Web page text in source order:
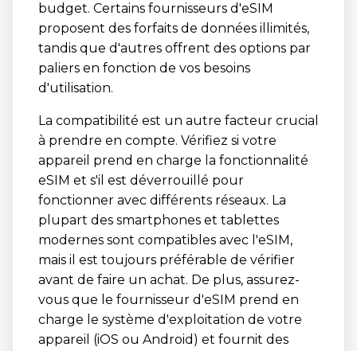
budget. Certains fournisseurs d'eSIM
proposent des forfaits de données illimités,
tandis que d'autres offrent des options par
paliers en fonction de vos besoins
d'utilisation.
La compatibilité est un autre facteur crucial
à prendre en compte. Vérifiez si votre
appareil prend en charge la fonctionnalité
eSIM et s'il est déverrouillé pour
fonctionner avec différents réseaux. La
plupart des smartphones et tablettes
modernes sont compatibles avec l'eSIM,
mais il est toujours préférable de vérifier
avant de faire un achat. De plus, assurez-
vous que le fournisseur d'eSIM prend en
charge le système d'exploitation de votre
appareil (iOS ou Android) et fournit des